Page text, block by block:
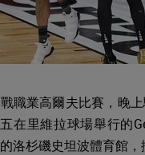
職業高爾夫比賽，晚
在里維拉球場舉行的
洛杉磯史坦波體育館